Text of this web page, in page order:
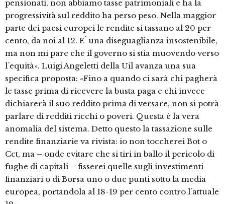
pensionati, non abbiamo tasse patrimoniali e ha la
progressività sul reddito ha perso peso. Nella maggior
parte dei paesi europei le rendite si tassano al 20 per
cento, da noi al 12. E´ una diseguaglianza insostenibile,
ma non mi pare che il governo si stia muovendo verso
l´equità». Luigi Angeletti della Uil avanza una sua
specifica proposta: «Fino a quando ci sarà chi pagherà
le tasse prima di ricevere la busta paga e chi invece
dichiarerà il suo reddito prima di versare, non si potrà
parlare di redditi ricchi o poveri. Questa è la vera
anomalia del sistema. Detto questo la tassazione sulle
rendite finanziarie va rivista: io non toccherei Bot o
Cct, ma – onde evitare che si tiri in ballo il pericolo di
fughe di capitali – fisserei quelle sugli investimenti
finanziari o di Borsa uno o due punti sotto la media
europea, portandola al 18-19 per cento contro l´attuale